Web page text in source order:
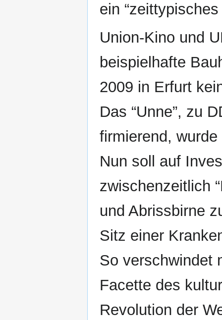
ein
Union-Kino und
beispielhafte
2009 in Erfurt
Das “Unne”, zu
firmierend,
Nun soll auf
zwischenzeitlich
und Abrissbirne
Sitz einer
So verschwindet
Facette des
Revolution der